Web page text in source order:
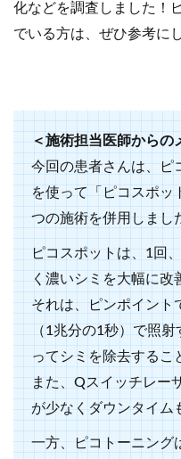
化などを調査しました！
でいる方は、ぜひ参考に
＜施術担当医師からの
今回の患者さんは、ピ
を使って「ピコスポッ
つの施術を併用しまし
ピコスポットは、1回
く濃いシミを大幅に改
それは、ピンポイント
（1兆分の1秒）で照
ってシミを除去するこ
また、Qスイッチレー
が少なくダウンタイム
一方、ピコトーニング